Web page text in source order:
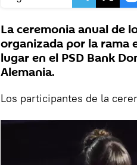
La ceremonia anual de
organizada por la rama
lugar en el PSD Bank
Alemania.
Los participantes de la